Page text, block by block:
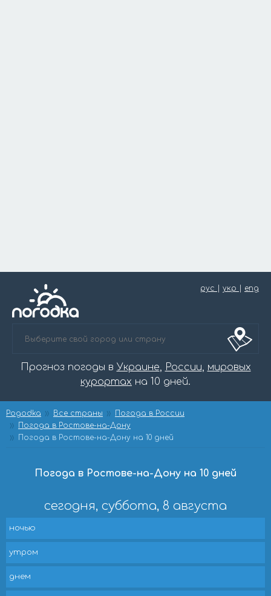
рус укр eng
Прогноз погоды в Украине, России, мировых
курортах на 10 дней.
Pogodka Все страны
Погода в России
Погода в Ростове-на-Дону
Погода в Ростове-на-Дону на 10 дней
Погода в Ростове-на-Дону на 10 дней
сегодня, суббота, 8 августа
ночью
утром
днем